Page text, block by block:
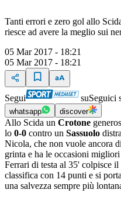
Tanti errori e zero gol allo
riesce ad avere la meglio sui
05 Mar 2017 - 18:21
05 Mar 2017 - 18:21
Segui suSeguici
whatsapp discover
Allo Scida un Crotone
lo 0-0 contro un Sassuolo
Nicola, che non vuole ancora
grinta e ha le occasioni
Ferrari di testa al 35' colpisce
classifica con 14 punti e si
una salvezza sempre più